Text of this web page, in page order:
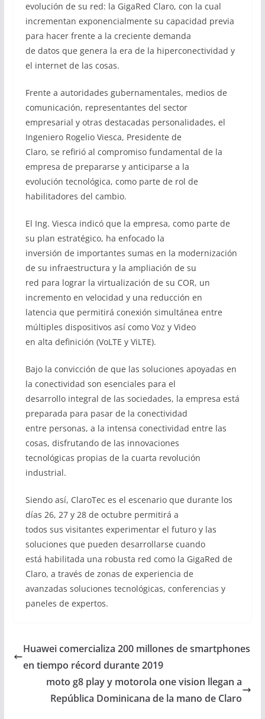
evolución de su red: la GigaRed Claro, con la cual
incrementan exponencialmente su capacidad previa
para hacer frente a la creciente demanda
de datos que genera la era de la hiperconectividad y
el internet de las cosas.
Frente a autoridades gubernamentales, medios de
comunicación, representantes del sector
empresarial y otras destacadas personalidades, el
Ingeniero Rogelio Viesca, Presidente de
Claro, se refirió al compromiso fundamental de la
empresa de prepararse y anticiparse a la
evolución tecnológica, como parte de rol de
habilitadores del cambio.
El Ing. Viesca indicó que la empresa, como parte de
su plan estratégico, ha enfocado la
inversión de importantes sumas en la modernización
de su infraestructura y la ampliación de su
red para lograr la virtualización de su COR, un
incremento en velocidad y una reducción en
latencia que permitirá conexión simultánea entre
múltiples dispositivos así como Voz y Video
en alta definición (VoLTE y ViLTE).
Bajo la convicción de que las soluciones apoyadas en
la conectividad son esenciales para el
desarrollo integral de las sociedades, la empresa está
preparada para pasar de la conectividad
entre personas, a la intensa conectividad entre las
cosas, disfrutando de las innovaciones
tecnológicas propias de la cuarta revolución
industrial.
Siendo así, ClaroTec es el escenario que durante los
días 26, 27 y 28 de octubre permitirá a
todos sus visitantes experimentar el futuro y las
soluciones que pueden desarrollarse cuando
está habilitada una robusta red como la GigaRed de
Claro, a través de zonas de experiencia de
avanzadas soluciones tecnológicas, conferencias y
paneles de expertos.
Huawei comercializa 200 millones de smartphones
en tiempo récord durante 2019
moto g8 play y motorola one vision llegan a
República Dominicana de la mano de Claro